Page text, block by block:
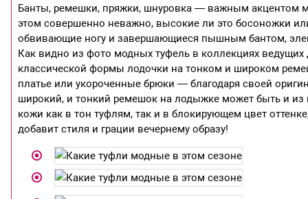
Банты, ремешки, пряжки, шнуровка — важным акцентом
этом совершенно неважно, высокие ли это босоножки
обвивающие ногу и завершающиеся пышным бантом,
Как видно из фото модных туфель в коллекциях
классической формы лодочки на тонком и широком
платье или укороченные брюки — благодаря своей
широкий, и тонкий ремешок на лодыжке может быть и из
кожи как в тон туфлям, так и в блокирующем цвет
добавит стиля и грации вечернему образу!